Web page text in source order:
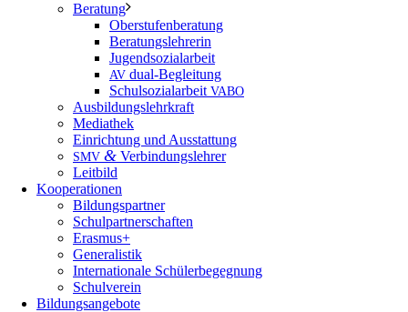
Beratung
Oberstufenberatung
Beratungslehrerin
Jugendsozialarbeit
AV dual-Begleitung
Schulsozialarbeit VABO
Ausbildungslehrkraft
Mediathek
Einrichtung und Ausstattung
SMV & Verbindungslehrer
Leitbild
Kooperationen
Bildungspartner
Schulpartnerschaften
Erasmus+
Generalistik
Internationale Schülerbegegnung
Schulverein
Bildungsangebote